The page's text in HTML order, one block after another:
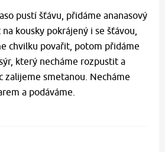
pustí šťávu, přidáme ananasový
kousky pokrájený i se šťávou,
chvilku povařit, potom přidáme
který necháme rozpustit a
zalijeme smetanou. Necháme
a podáváme.